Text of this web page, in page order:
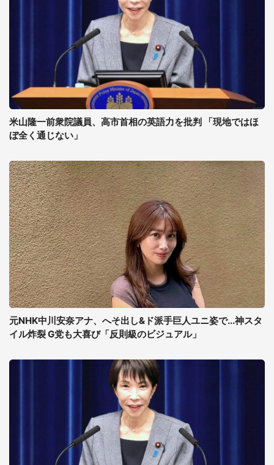
米山隆一前衆院議員、高市首相の英語力を批判 「現地ではほ
ぼ全く通じない」
元NHK中川安奈アナ、へそ出し&ド派手巨人ユニ姿で...神スタ
イル炸裂 G党も大喜び「反則級のビジュアル」